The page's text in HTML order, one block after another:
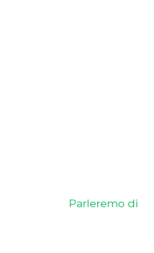
Parleremo di